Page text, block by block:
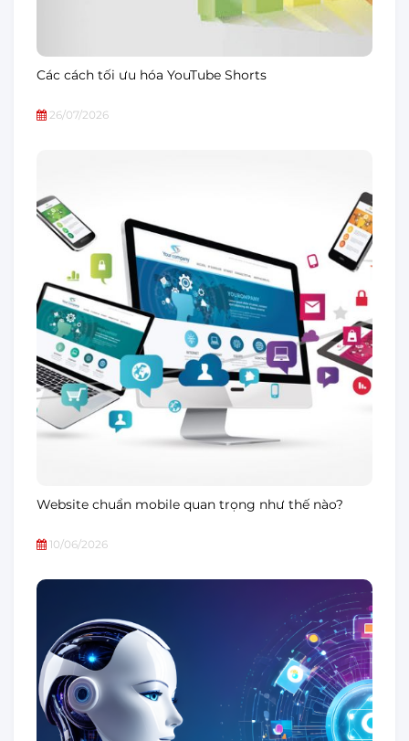
Các cách tối ưu hóa YouTube Shorts
26/07/2026
Website chuẩn mobile quan trọng như thế nào?
10/06/2026